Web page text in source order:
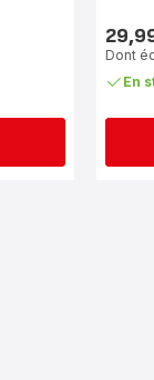
Prix
Dont
En